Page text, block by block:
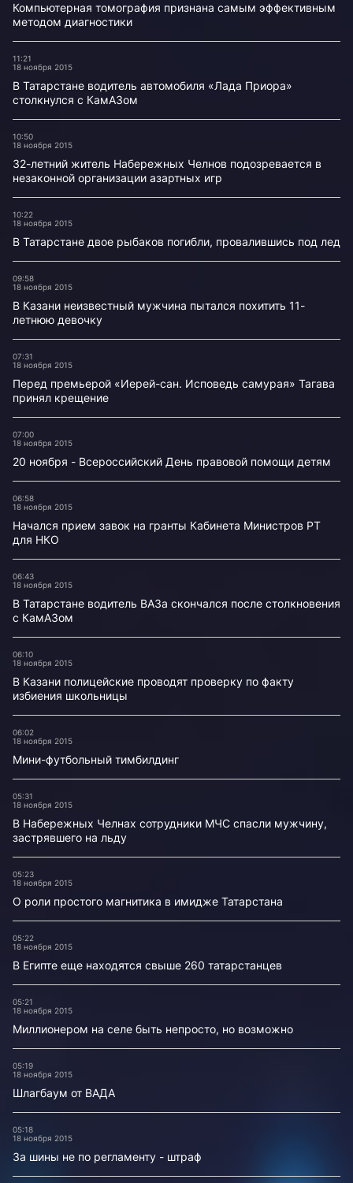
Компьютерная томография признана самым эффективным
методом диагностики
11:21
18 ноября 2015
В Татарстане водитель автомобиля «Лада Приора»
столкнулся с КамАЗом
10:50
18 ноября 2015
32-летний житель Набережных Челнов подозревается в
незаконной организации азартных игр
10:22
18 ноября 2015
В Татарстане двое рыбаков погибли, провалившись под лед
09:58
18 ноября 2015
В Казани неизвестный мужчина пытался похитить 11-
летнюю девочку
07:31
18 ноября 2015
Перед премьерой «Иерей-сан. Исповедь самурая» Тагава
принял крещение
07:00
18 ноября 2015
20 ноября - Всероссийский День правовой помощи детям
06:58
18 ноября 2015
Начался прием завок на гранты Кабинета Министров РТ
для НКО
06:43
18 ноября 2015
В Татарстане водитель ВАЗа скончался после столкновения
с КамАЗом
06:10
18 ноября 2015
В Казани полицейские проводят проверку по факту
избиения школьницы
06:02
18 ноября 2015
Мини-футбольный тимбилдинг
05:31
18 ноября 2015
В Набережных Челнах сотрудники МЧС спасли мужчину,
застрявшего на льду
05:23
18 ноября 2015
О роли простого магнитика в имидже Татарстана
05:22
18 ноября 2015
В Египте еще находятся свыше 260 татарстанцев
05:21
18 ноября 2015
Миллионером на селе быть непросто, но возможно
05:19
18 ноября 2015
Шлагбаум от ВАДА
05:18
18 ноября 2015
За шины не по регламенту - штраф